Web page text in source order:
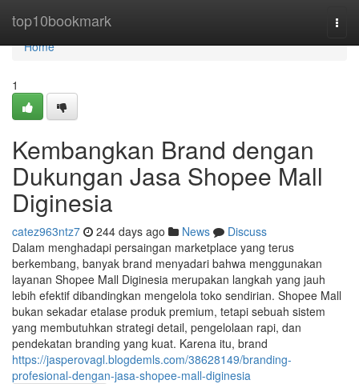
top10bookmark
Home
Home
1
Kembangkan Brand dengan
Dukungan Jasa Shopee Mall
Diginesia
catez963ntz7 244 days ago News
Discuss
Dalam menghadapi persaingan marketplace yang terus
berkembang, banyak brand menyadari bahwa menggunakan
layanan Shopee Mall Diginesia merupakan langkah yang jauh
lebih efektif dibandingkan mengelola toko sendirian. Shopee Mall
bukan sekadar etalase produk premium, tetapi sebuah sistem
yang membutuhkan strategi detail, pengelolaan rapi, dan
pendekatan branding yang kuat. Karena itu, brand
https://jasperovagl.blogdemls.com/38628149/branding-
profesional-dengan-jasa-shopee-mall-diginesia